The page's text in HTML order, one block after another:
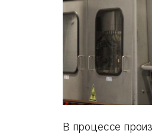
В процессе